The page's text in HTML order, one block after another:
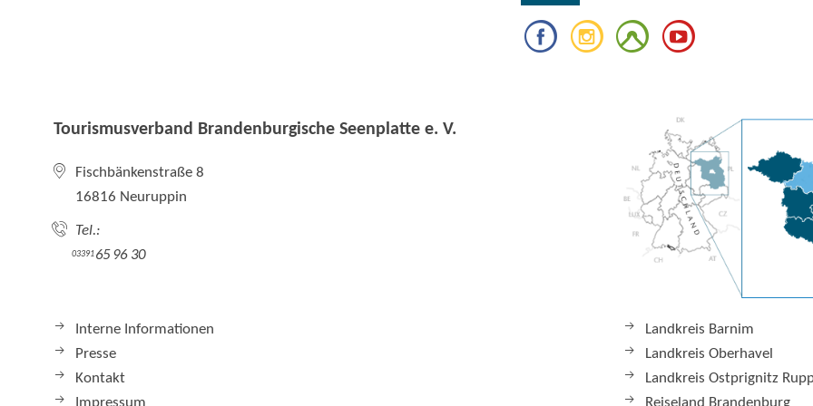
Tourismusverband Brandenburgische Seenplatte e. V.
Fischbänkenstraße 8
16816 Neuruppin
Tel.:
0339165 96 30
Interne Informationen
Presse
Kontakt
Impressum
Landkreis Barnim
Landkreis Oberhavel
Landkreis Ostprignitz
Reiseland Brandenburg